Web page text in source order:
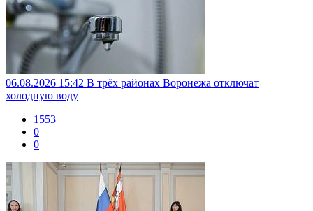
06.08.2026 15:42 В трёх районах Воронежа отключат
холодную воду
1553
0
0